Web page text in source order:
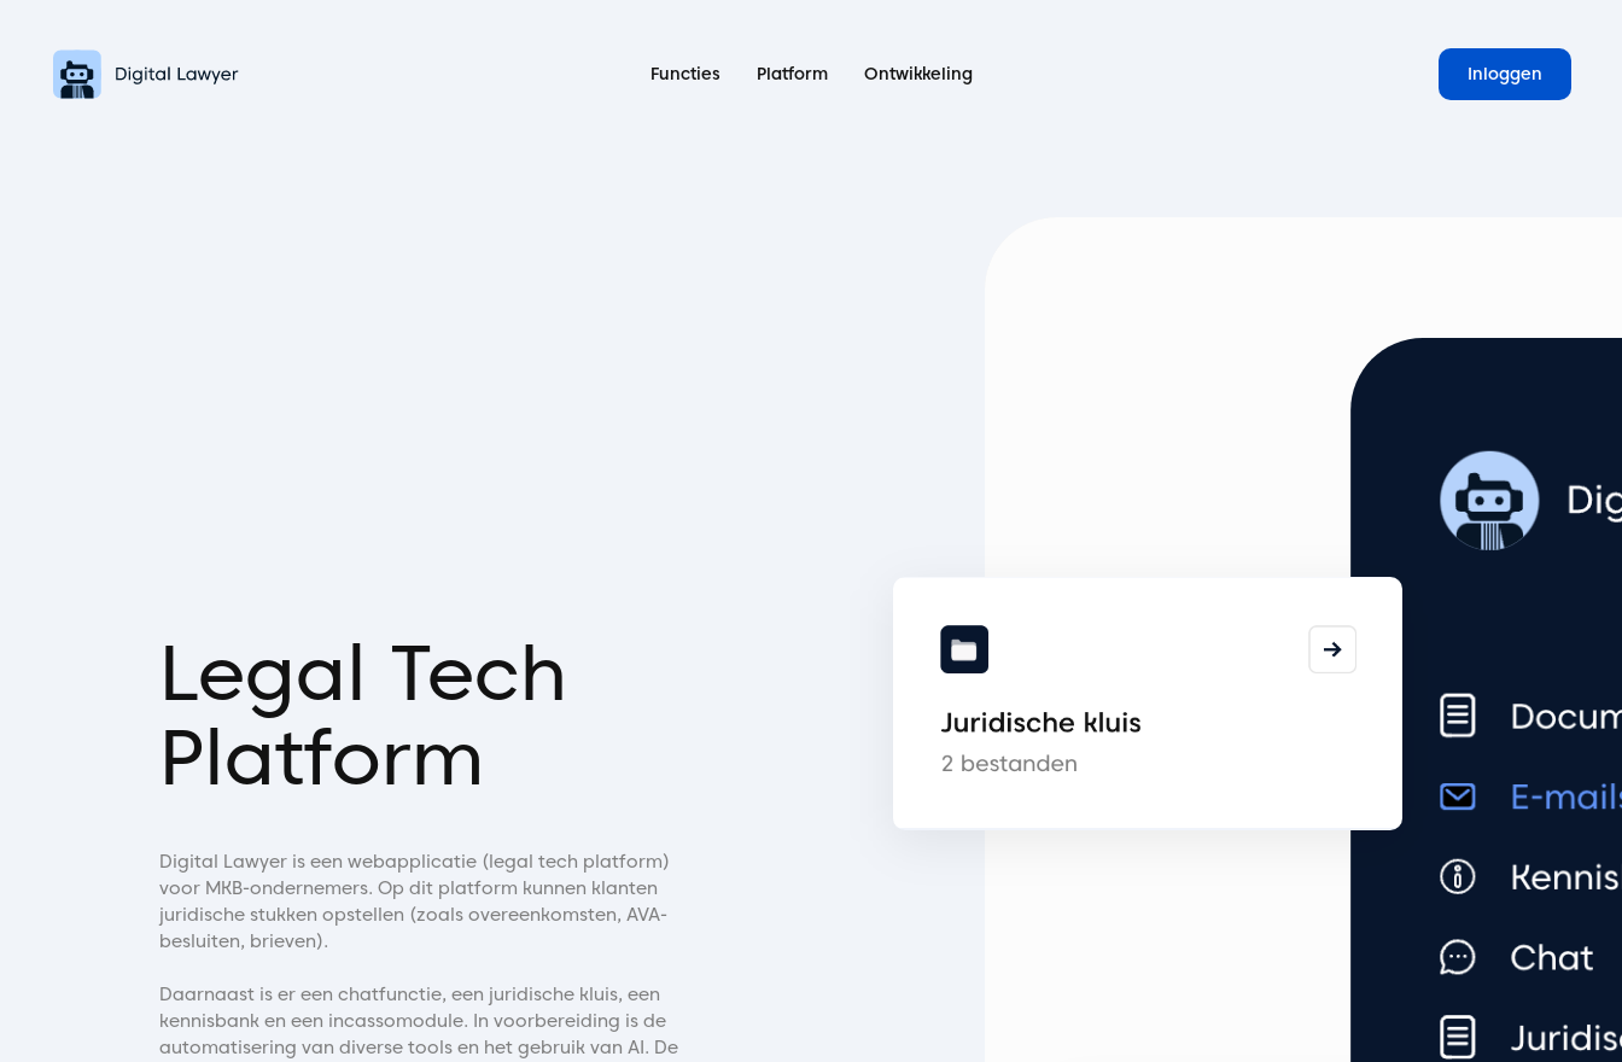
Functies Platform Ontwikkeling Inloggen
Legal Tech
Platform
Digital Lawyer is een webapplicatie (legal tech platform)
voor MKB-ondernemers. Op dit platform kunnen klanten
juridische stukken opstellen (zoals overeenkomsten, AVA-
besluiten, brieven).
Daarnaast is er een chatfunctie, een juridische kluis, een
kennisbank en een incassomodule. In voorbereiding is de
automatisering van diverse tools en het gebruik van AI. De